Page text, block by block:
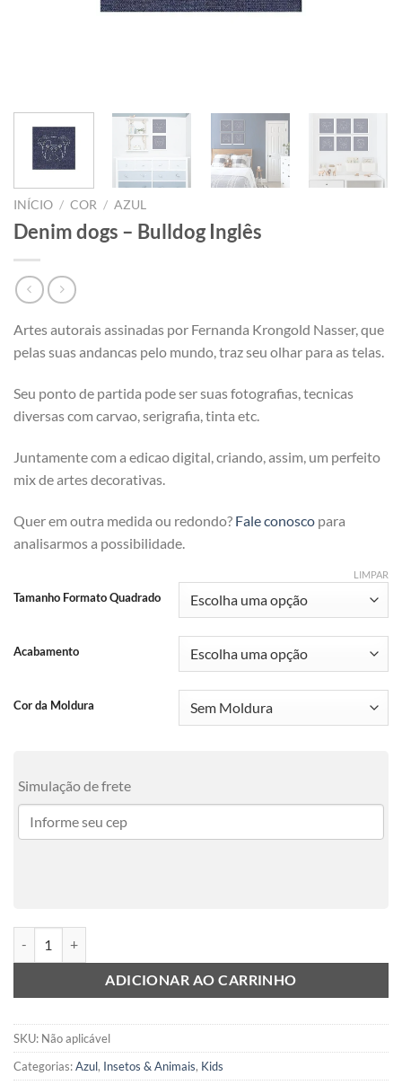
INÍCIO / COR / AZUL
Denim dogs – Bulldog Inglês
Artes autorais assinadas por Fernanda Krongold Nasser, que
pelas suas andancas pelo mundo, traz seu olhar para as telas.
Seu ponto de partida pode ser suas fotografias, tecnicas
diversas com carvao, serigrafia, tinta etc.
Juntamente com a edicao digital, criando, assim, um perfeito
mix de artes decorativas.
Quer em outra medida ou redondo? Fale conosco para
analisarmos a possibilidade.
Tamanho Formato Quadrado
Acabamento
Cor da Moldura
LIMPAR
Simulação de frete
ADICIONAR AO CARRINHO
SKU: Não aplicável
Categorias:Azul, Insetos & Animais, Kids